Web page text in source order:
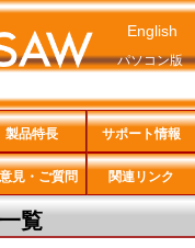
製品特長 サポート情報
見・ご質問 関連リンク
English
パソコン版
覧